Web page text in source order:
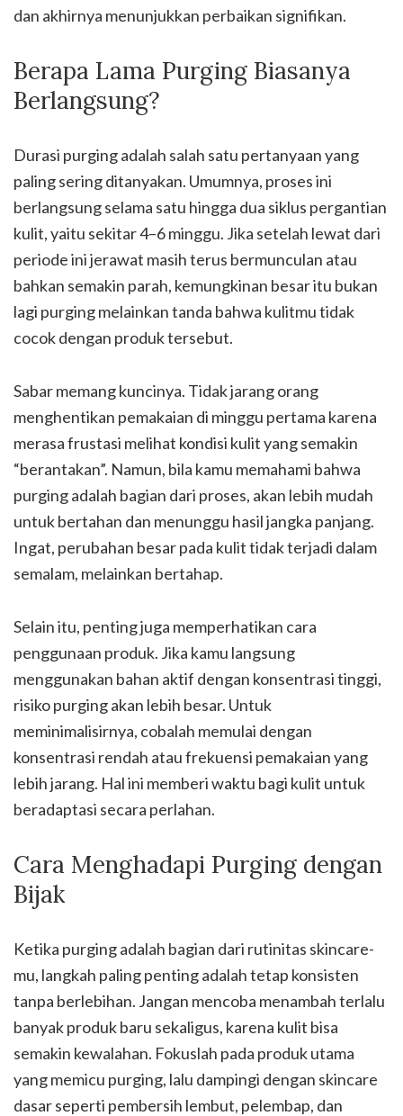
dan akhirnya menunjukkan perbaikan signifikan.
Berapa Lama Purging Biasanya
Berlangsung?
Durasi purging adalah salah satu pertanyaan yang
paling sering ditanyakan. Umumnya, proses ini
berlangsung selama satu hingga dua siklus pergantian
kulit, yaitu sekitar 4–6 minggu. Jika setelah lewat dari
periode ini jerawat masih terus bermunculan atau
bahkan semakin parah, kemungkinan besar itu bukan
lagi purging melainkan tanda bahwa kulitmu tidak
cocok dengan produk tersebut.
Sabar memang kuncinya. Tidak jarang orang
menghentikan pemakaian di minggu pertama karena
merasa frustasi melihat kondisi kulit yang semakin
“berantakan”. Namun, bila kamu memahami bahwa
purging adalah bagian dari proses, akan lebih mudah
untuk bertahan dan menunggu hasil jangka panjang.
Ingat, perubahan besar pada kulit tidak terjadi dalam
semalam, melainkan bertahap.
Selain itu, penting juga memperhatikan cara
penggunaan produk. Jika kamu langsung
menggunakan bahan aktif dengan konsentrasi tinggi,
risiko purging akan lebih besar. Untuk
meminimalisirnya, cobalah memulai dengan
konsentrasi rendah atau frekuensi pemakaian yang
lebih jarang. Hal ini memberi waktu bagi kulit untuk
beradaptasi secara perlahan.
Cara Menghadapi Purging dengan
Bijak
Ketika purging adalah bagian dari rutinitas skincare-
mu, langkah paling penting adalah tetap konsisten
tanpa berlebihan. Jangan mencoba menambah terlalu
banyak produk baru sekaligus, karena kulit bisa
semakin kewalahan. Fokuslah pada produk utama
yang memicu purging, lalu dampingi dengan skincare
dasar seperti pembersih lembut, pelembap, dan